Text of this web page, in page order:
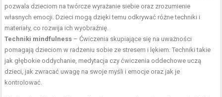
pozwala dzieciom na twórcze wyrażanie siebie oraz zrozumienie
własnych emocji. Dzieci mogą dzięki temu odkrywać różne techniki i
materiały, co rozwija ich wyobraźnię.
Techniki mindfulness – Ćwiczenia skupiające się na uważności
pomagają dzieciom w radzeniu sobie ze stresem i lękiem. Techniki takie
jak głębokie oddychanie, medytacja czy ćwiczenia oddechowe uczą
dzieci, jak zwracać uwagę na swoje myśli i emocje oraz jak je
kontrolować.